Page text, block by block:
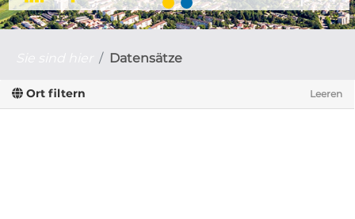
Datensätze
Ort filtern Leeren